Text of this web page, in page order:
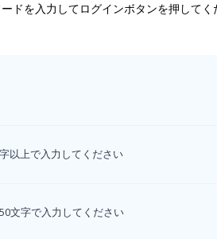
を入力してログインボタンを押してく
以上で入力してください
文字で入力してください